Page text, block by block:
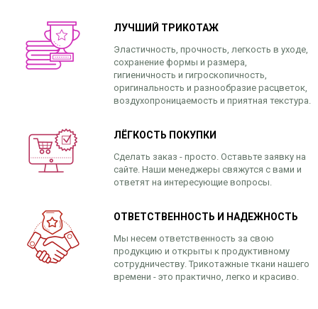
ЛУЧШИЙ ТРИКОТАЖ
Эластичность, прочность, легкость в уходе,
сохранение формы и размера,
гигиеничность и гигроскопичность,
оригинальность и разнообразие расцветок,
воздухопроницаемость и приятная текстура.
ЛЁГКОСТЬ ПОКУПКИ
Сделать заказ - просто. Оставьте заявку на
сайте. Наши менеджеры свяжутся с вами и
ответят на интересующие вопросы.
ОТВЕТСТВЕННОСТЬ И НАДЕЖНОСТЬ
Мы несем ответственность за свою
продукцию и открыты к продуктивному
сотрудничеству. Трикотажные ткани нашего
времени - это практично, легко и красиво.